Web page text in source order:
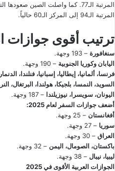
المرتبة الـ94 إلى المركز الـ60 حالياً.
ترتيب أقوى جوازات
سنغافورة – 193 وجهة.
اليابان وكوريا الجنوبية – 190 وجهة.
فرنسا، ألمانيا، إيطاليا، إسبانيا، فنلندا،
السويد، النمسا، بلجيكا، هولندا، البرتغال،
اليونان، سويسرا، نيوزيلندا – 187 وجهة.
أضعف جوازات السفر لعام 2025:
أفغانستان – 25 وجهة.
سوريا – 27 وجهة.
العراق – 30 وجهة.
باكستان، الصومال، اليمن – 32 وجهة.
ليبيا، نيبال – 38 وجهة.
الجوازات العربية الأقوى في 2025